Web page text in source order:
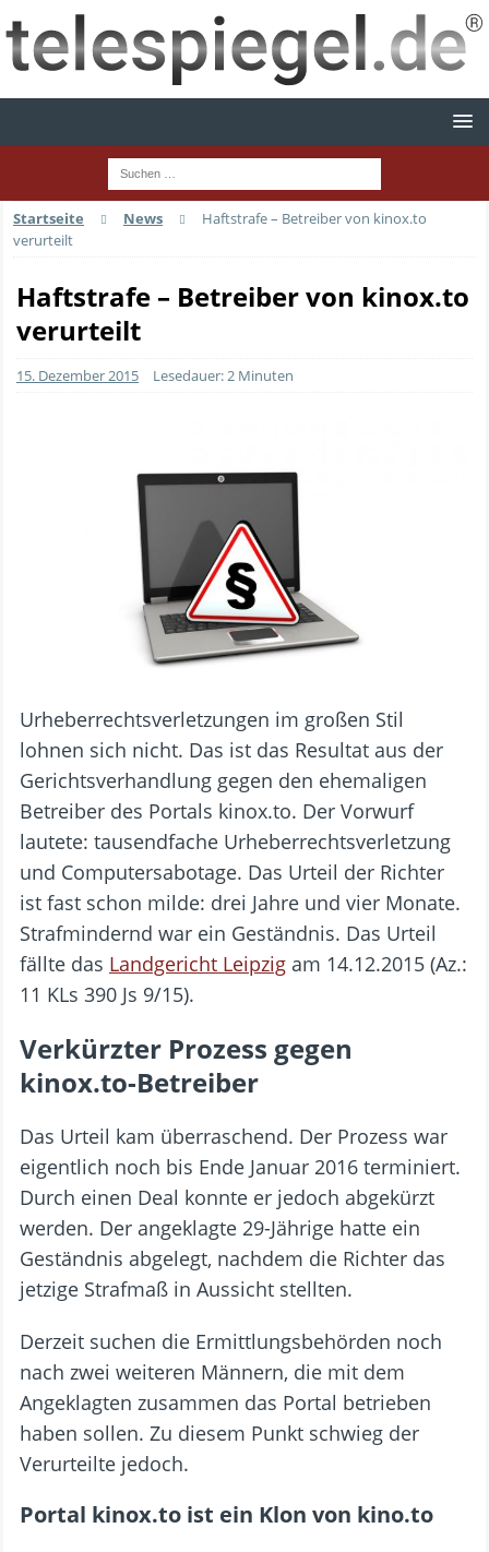
Startseite News
Haftstrafe – Betreiber von kinox.to
verurteilt
Haftstrafe – Betreiber von kinox.to
verurteilt
15. Dezember 2015 Lesedauer: 2 Minuten
Urheberrechtsverletzungen im großen Stil
lohnen sich nicht. Das ist das Resultat aus der
Gerichtsverhandlung gegen den ehemaligen
Betreiber des Portals kinox.to. Der Vorwurf
lautete: tausendfache Urheberrechtsverletzung
und Computersabotage. Das Urteil der Richter
ist fast schon milde: drei Jahre und vier Monate.
Strafmindernd war ein Geständnis. Das Urteil
fällte das Landgericht Leipzig am 14.12.2015 (Az.:
11 KLs 390 Js 9/15).
Verkürzter Prozess gegen
kinox.to-Betreiber
Das Urteil kam überraschend. Der Prozess war
eigentlich noch bis Ende Januar 2016 terminiert.
Durch einen Deal konnte er jedoch abgekürzt
werden. Der angeklagte 29-Jährige hatte ein
Geständnis abgelegt, nachdem die Richter das
jetzige Strafmaß in Aussicht stellten.
Derzeit suchen die Ermittlungsbehörden noch
nach zwei weiteren Männern, die mit dem
Angeklagten zusammen das Portal betrieben
haben sollen. Zu diesem Punkt schwieg der
Verurteilte jedoch.
Portal kinox.to ist ein Klon von kino.to